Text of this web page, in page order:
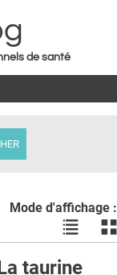
de santé
Mode d'affichage :
Voir
les
les
taurine